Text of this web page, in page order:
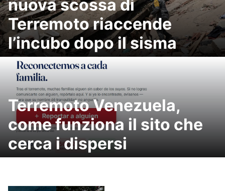
nuova scossa di
Terremoto riaccende
l’incubo dopo il sisma
Terremoto Venezuela,
come funziona il sito che
cerca i dispersi